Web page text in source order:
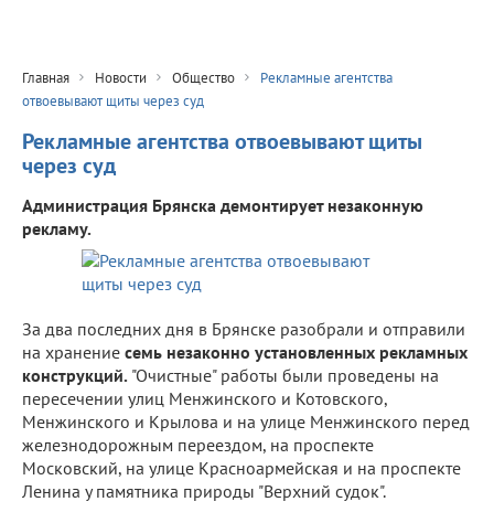
Главная Новости Общество
Рекламные агентства
отвоевывают щиты через суд
Рекламные агентства отвоевывают щиты
через суд
Администрация Брянска демонтирует незаконную
рекламу.
За два последних дня в Брянске разобрали и отправили
на хранение семь незаконно установленных рекламных
конструкций. "Очистные" работы были проведены на
пересечении улиц Менжинского и Котовского,
Менжинского и Крылова и на улице Менжинского перед
железнодорожным переездом, на проспекте
Московский, на улице Красноармейская и на проспекте
Ленина у памятника природы "Верхний судок".